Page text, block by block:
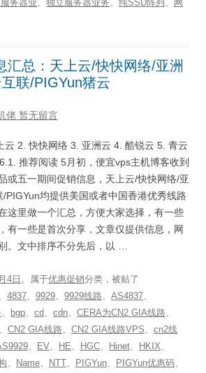
务器业、 独立服务器业务、 纯SSD阵列 、
网
汇总：天上云/快快网络/亚洲
联/PIGYun猪云
佬 暂无留言
云 2. 快快网络 3. 亚洲云 4. 酷锐云 5. 青云
推荐阅读 5月初，便宜vps主机博客收到
或五一期间促销信息，天上云/快快网络/亚
PIGYun均提供美国或者中国香港优秀线路
这里做一个汇总，方便大家选择，有一些
有一些是首次分享，文章仅提供信息，网
。文中排序不分先后，以 …
4日 。属于优惠促销分类，被贴了
4837、 9929、 9929线路、 AS4837、
、 bgp、 cd、 cdn、 CERA为CN2 GIA线路、
、 CN2 GIA线路、 CN2 GIA线路VPS、 cn2线
、 EV、 HE、 HGC、 Hinet、 HKIX、
、 Name、 NTT、 PIGYun、 PIGYun优惠码、